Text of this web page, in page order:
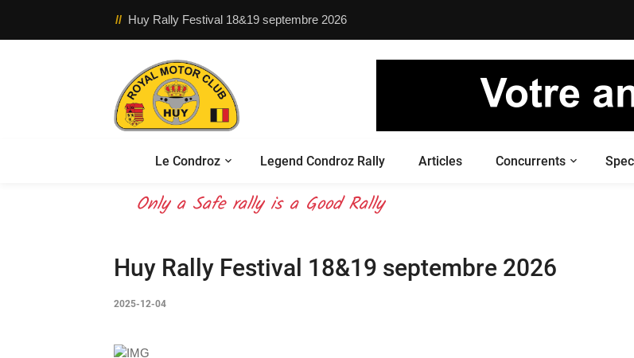
// Huy Rally Festival 18&19 septembre 2026
Le Condroz Legend Condroz Rally Articles Concurrents
Only a Safe rally is a Good Rally
Huy Rally Festival 18&19 septembre 2026
2025-12-04